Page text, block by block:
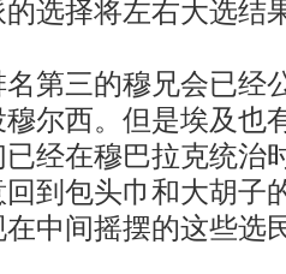
选择将左右大选结
三的穆兄会已经
尔西。但是埃及也
经在穆巴拉克统治
到包头巾和大胡子
中间摇摆的这些选